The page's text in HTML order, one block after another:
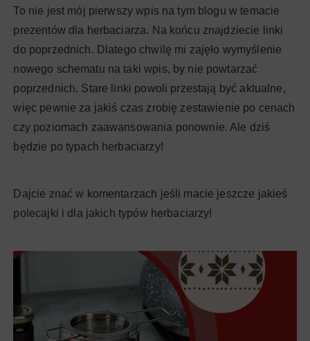
To nie jest mój pierwszy wpis na tym blogu w temacie
prezentów dla herbaciarza. Na końcu znajdziecie linki
do poprzednich. Dlatego chwilę mi zajęło wymyślenie
nowego schematu na taki wpis, by nie powtarzać
poprzednich. Stare linki powoli przestają być aktualne,
więc pewnie za jakiś czas zrobię zestawienie po cenach
czy poziomach zaawansowania ponownie. Ale dziś
będzie po typach herbaciarzy!
Dajcie znać w komentarzach jeśli macie jeszcze jakieś
polecajki i dla jakich typów herbaciarzy!